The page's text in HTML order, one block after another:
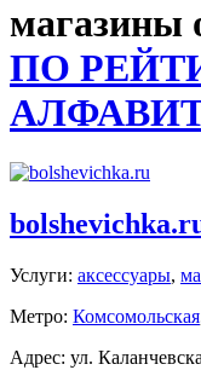
магазины
ПО
Услуги: аксессуары,
Метро: Комсомольская
Адрес: ул.